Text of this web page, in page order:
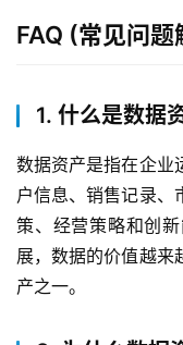
FAQ (常见问题
1. 什么是数据
数据资产是指在企业
户信息、销售记录、
策、经营策略和创
展，数据的价值越来
产之一。